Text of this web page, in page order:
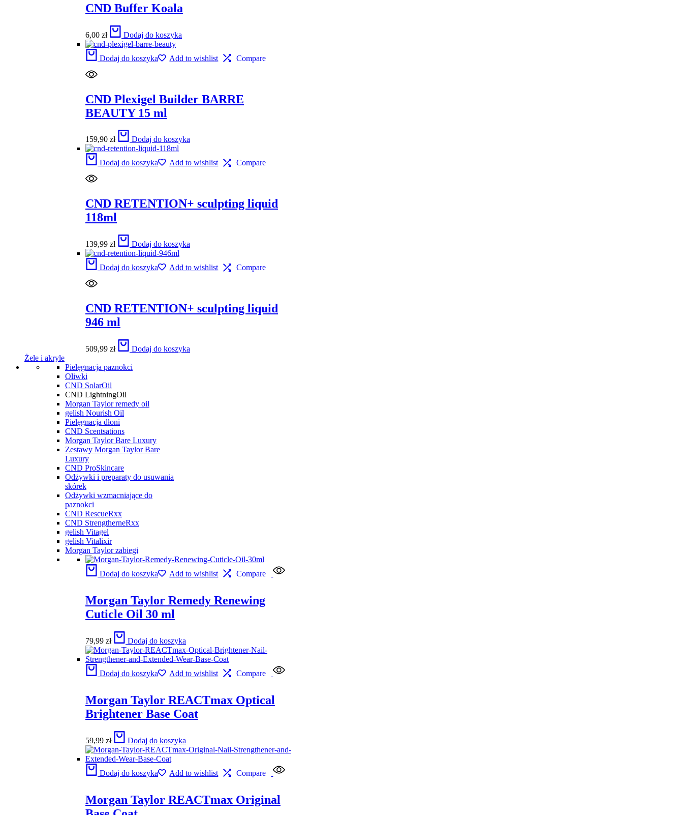
CND Buffer Koala
6,00 zł Dodaj do koszyka
Dodaj do koszyka Add to wishlist Compare
CND Plexigel Builder BARRE
BEAUTY 15 ml
159,90 zł Dodaj do koszyka
Dodaj do koszyka Add to wishlist Compare
CND RETENTION+ sculpting liquid
118ml
139,99 zł Dodaj do koszyka
Dodaj do koszyka Add to wishlist Compare
CND RETENTION+ sculpting liquid
946 ml
509,99 zł
Dodaj do koszyka
Żele i akryle
Pielęgnacja paznokci
Oliwki
CND SolarOil
CND LightningOil
Morgan Taylor remedy oil
gelish Nourish Oil
Pielęgnacja dłoni
CND Scentsations
Morgan Taylor Bare Luxury
Zestawy Morgan Taylor Bare
Luxury
CND ProSkincare
Odżywki i preparaty do usuwania
skórek
Odżywki wzmacniające do
paznokci
CND RescueRxx
CND StrengtherneRxx
gelish Vitagel
gelish Vitalixir
Morgan Taylor zabiegi
Dodaj do koszyka Add to wishlist Compare
Morgan Taylor Remedy Renewing
Cuticle Oil 30 ml
79,99 zł Dodaj do koszyka
Dodaj do koszyka Add to wishlist Compare
Morgan Taylor REACTmax Optical
Brightener Base Coat
59,99 zł Dodaj do koszyka
Dodaj do koszyka Add to wishlist Compare
Morgan Taylor REACTmax Original